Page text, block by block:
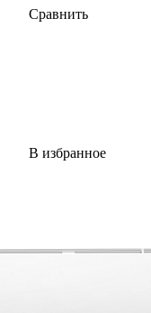
Сравнить
В избранное